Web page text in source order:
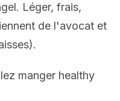
Léger, frais,
de l'avocat et
manger healthy